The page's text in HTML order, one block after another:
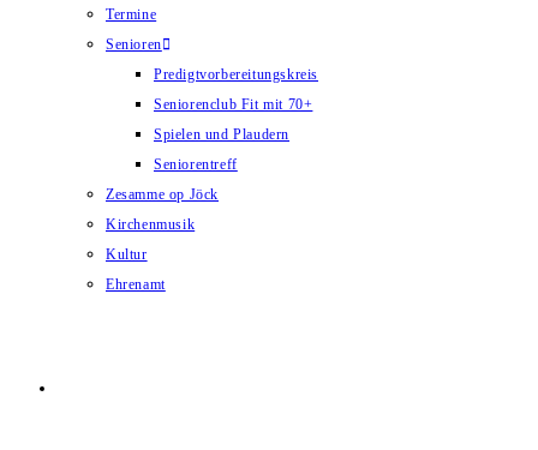
Termine
Senioren
Predigtvorbereitungskreis
Seniorenclub Fit mit 70+
Spielen und Plaudern
Seniorentreff
Zesamme op Jöck
Kirchenmusik
Kultur
Ehrenamt